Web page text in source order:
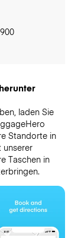
900
laden Sie
Standorte in
unserer
Taschen in